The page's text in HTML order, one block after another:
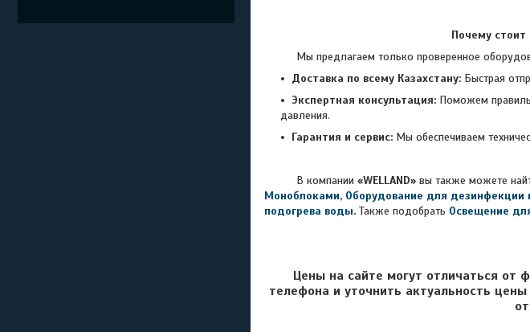
Почему стоит
Мы предлагаем только проверенное
Доставка по всему Казахстану: Быстрая
Экспертная консультация: Поможем
давления.
Гарантия и сервис: Мы обеспечиваем
В компании «WELLAND» вы также можете
Моноблоками, Оборудование для дезинфекции
подогрева воды. Также подобрать Освещение
Цены на сайте могут отличаться от
телефона и уточнить актуальность